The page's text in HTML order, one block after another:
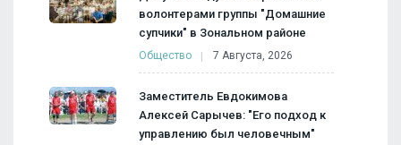
волонтерами группы "Домашние
супчики" в Зональном районе
Общество 7 Августа, 2026
Заместитель Евдокимова
Алексей Сарычев: "Его подход к
управлению был человечным"